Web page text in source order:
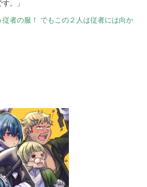
。」
者の服！ でもこの２人は従者には向か